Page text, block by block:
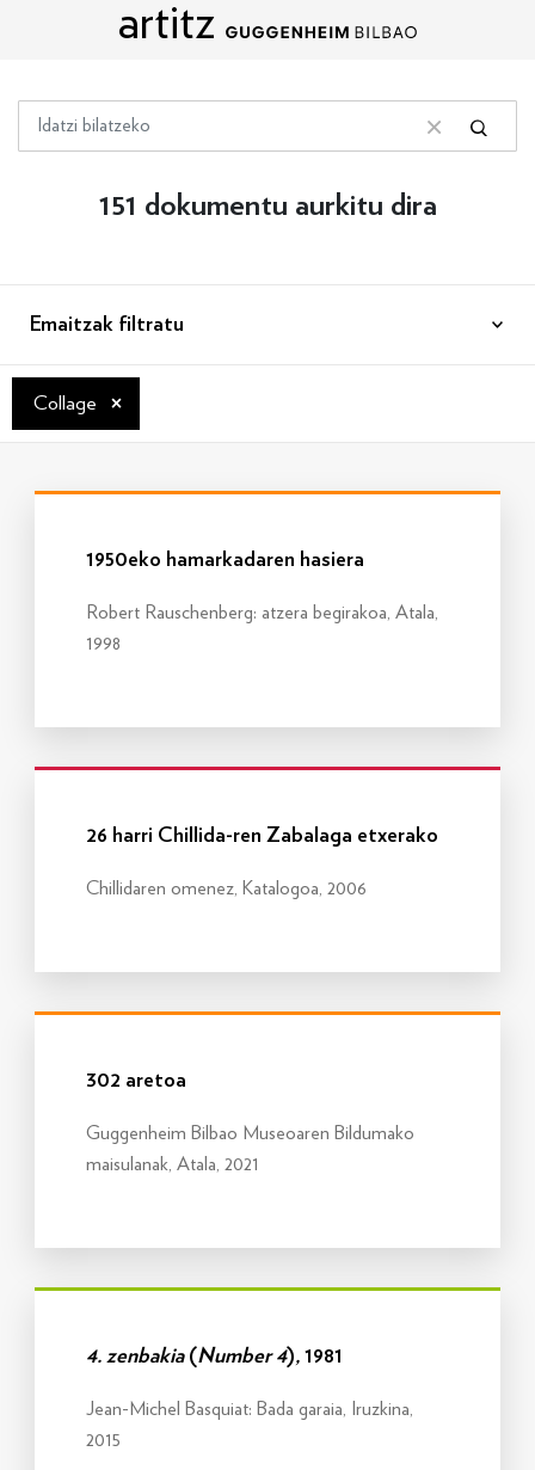
Edukira zuzenean joan
artitz
Bilatu
Bilaketa garbitu
Bilatu
151 dokumentu aurkitu dira
Emaitzak filtratu
Collage ×
1950eko hamarkadaren hasiera
Robert Rauschenberg: atzera begirakoa, Atala,
1998
26 harri Chillida-ren Zabalaga etxerako
Chillidaren omenez, Katalogoa, 2006
302 aretoa
Guggenheim Bilbao Museoaren Bildumako
maisulanak, Atala, 2021
4. zenbakia (Number 4), 1981
Jean-Michel Basquiat: Bada garaia, Iruzkina,
2015